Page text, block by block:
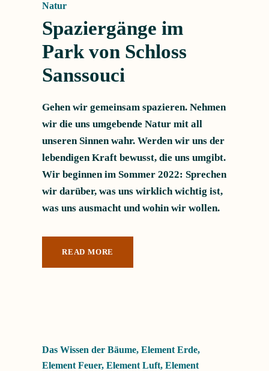
Natur
Spaziergänge im
Park von Schloss
Sanssouci
Gehen wir gemeinsam spazieren. Nehmen
wir die uns umgebende Natur mit all
unseren Sinnen wahr. Werden wir uns der
lebendigen Kraft bewusst, die uns umgibt.
Wir beginnen im Sommer 2022: Sprechen
wir darüber, was uns wirklich wichtig ist,
was uns ausmacht und wohin wir wollen.
READ MORE
Das Wissen der Bäume, Element Erde,
Element Feuer, Element Luft, Element